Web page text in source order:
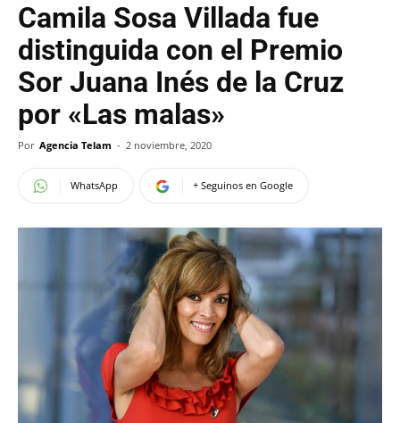
Camila Sosa Villada fue
distinguida con el Premio
Sor Juana Inés de la Cruz
por «Las malas»
Por Agencia Telam - 2 noviembre, 2020
WhatsApp + Seguinos en Google